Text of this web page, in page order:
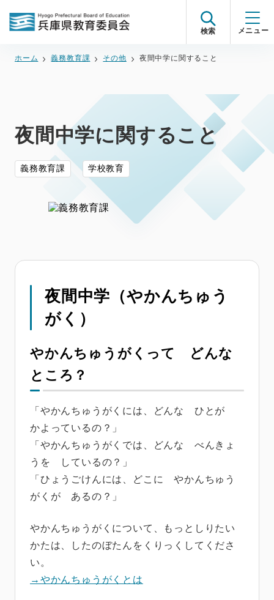
検索
ホーム 義務教育課 その他 夜間中学に関すること
夜間中学に関すること
義務教育課 学校教育
夜間中学（やかんちゅう
がく）
やかんちゅうがくって どんな
ところ？
「やかんちゅうがくには、どんな ひとが
かよっているの？」
「やかんちゅうがくでは、どんな べんきょ
うを しているの？」
「ひょうごけんには、どこに やかんちゅう
がくが あるの？」
やかんちゅうがくについて、もっとしりたい
かたは、したのぼたんをくりっくしてくださ
い。
→やかんちゅうがくとは